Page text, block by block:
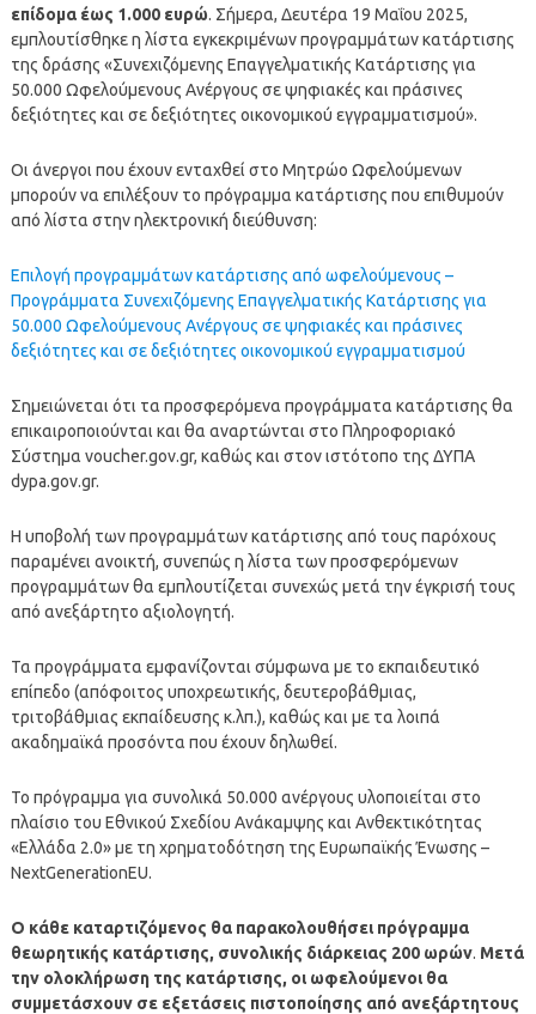
επίδομα έως 1.000 ευρώ. Σήμερα, Δευτέρα 19 Μαΐου 2025,
εμπλουτίσθηκε η λίστα εγκεκριμένων προγραμμάτων κατάρτισης
της δράσης «Συνεχιζόμενης Επαγγελματικής Κατάρτισης για
50.000 Ωφελούμενους Ανέργους σε ψηφιακές και πράσινες
δεξιότητες και σε δεξιότητες οικονομικού εγγραμματισμού».
Οι άνεργοι που έχουν ενταχθεί στο Μητρώο Ωφελούμενων
μπορούν να επιλέξουν το πρόγραμμα κατάρτισης που επιθυμούν
από λίστα στην ηλεκτρονική διεύθυνση:
Επιλογή προγραμμάτων κατάρτισης από ωφελούμενους –
Προγράμματα Συνεχιζόμενης Επαγγελματικής Κατάρτισης για
50.000 Ωφελούμενους Ανέργους σε ψηφιακές και πράσινες
δεξιότητες και σε δεξιότητες οικονομικού εγγραμματισμού
Σημειώνεται ότι τα προσφερόμενα προγράμματα κατάρτισης θα
επικαιροποιούνται και θα αναρτώνται στο Πληροφοριακό
Σύστημα voucher.gov.gr, καθώς και στον ιστότοπο της ΔΥΠΑ
dypa.gov.gr.
H υποβολή των προγραμμάτων κατάρτισης από τους παρόχους
παραμένει ανοικτή, συνεπώς η λίστα των προσφερόμενων
προγραμμάτων θα εμπλουτίζεται συνεχώς μετά την έγκρισή τους
από ανεξάρτητο αξιολογητή.
Τα προγράμματα εμφανίζονται σύμφωνα με το εκπαιδευτικό
επίπεδο (απόφοιτος υποχρεωτικής, δευτεροβάθμιας,
τριτοβάθμιας εκπαίδευσης κ.λπ.), καθώς και με τα λοιπά
ακαδημαϊκά προσόντα που έχουν δηλωθεί.
Το πρόγραμμα για συνολικά 50.000 ανέργους υλοποιείται στο
πλαίσιο του Εθνικού Σχεδίου Ανάκαμψης και Ανθεκτικότητας
«Ελλάδα 2.0» με τη χρηματοδότηση της Ευρωπαϊκής Ένωσης –
NextGenerationEU.
Ο κάθε καταρτιζόμενος θα παρακολουθήσει πρόγραμμα
θεωρητικής κατάρτισης, συνολικής διάρκειας 200 ωρών. Μετά
την ολοκλήρωση της κατάρτισης, οι ωφελούμενοι θα
συμμετάσχουν σε εξετάσεις πιστοποίησης από ανεξάρτητους